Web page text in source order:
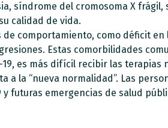
síndrome del cromosoma X
calidad de vida.
comportamiento, como déficit
Estas comorbilidades
es más difícil recibir las
a la “nueva normalidad”. Las
futuras emergencias de salud